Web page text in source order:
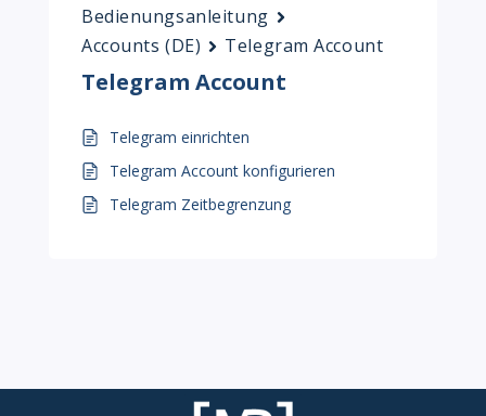
Bedienungsanleitung
Accounts (DE)
Telegram Account
Telegram Account
Telegram einrichten
Telegram Account konfigurieren
Telegram Zeitbegrenzung